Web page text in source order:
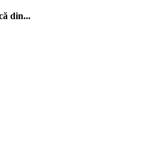
din...